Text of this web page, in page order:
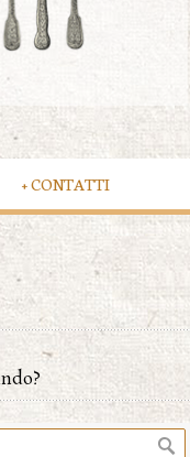
CONTATTI
+